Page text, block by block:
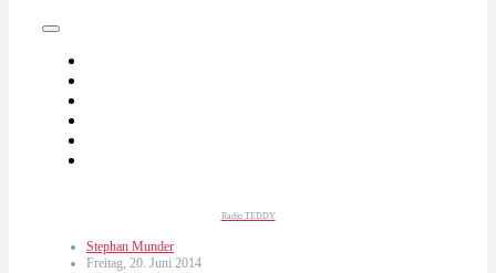
Radio TEDDY
Stephan Munder
Freitag, 20. Juni 2014